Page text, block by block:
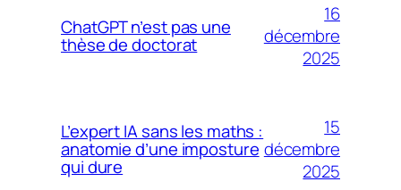
ChatGPT n’est pas une
thèse de doctorat
16
décembre
2025
L’expert IA sans les maths :
anatomie d’une imposture
qui dure
15
décembre
2025